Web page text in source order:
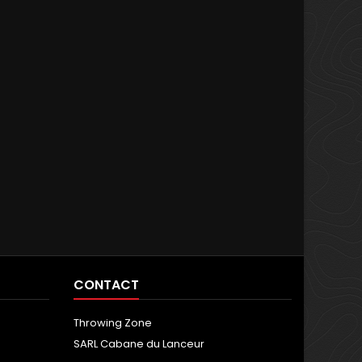
CONTACT
Throwing Zone
SARL Cabane du Lanceur